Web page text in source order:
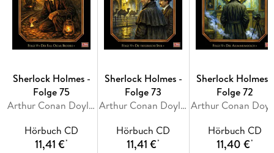
Sherlock Holmes -
Folge 75
Arthur Conan Doyle, R. Austin Freeman
Hörbuch CD
11,41 €*
Sherlock Holmes -
Folge 73
Arthur Conan Doyle, R. Austin Freeman
Hörbuch CD
11,41 €*
Sherlock Holmes -
Folge 72
Hörbuch CD
11,40 €*